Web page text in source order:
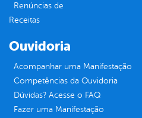
Renúncias de
Receitas
Ouvidoria
Acompanhar uma Manifestação
Competências da Ouvidoria
Dúvidas? Acesse o FAQ
Fazer uma Manifestação